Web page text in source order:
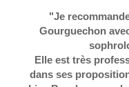
"Je
Gourguechon
Elle est très
dans ses